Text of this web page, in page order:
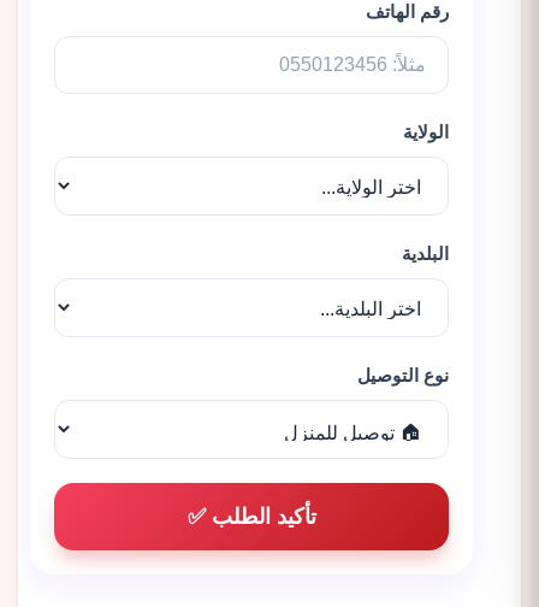
رقم الهاتف
الولاية
البلدية
نوع التوصيل
تأكيد الطلب ✅